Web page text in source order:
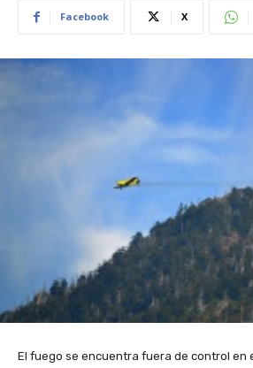
Facebook X
El fuego se encuentra fuera de control en